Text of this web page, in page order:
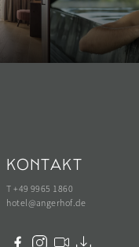
KONTAKT
T +49 9965 1860
hotel@angerhof.de